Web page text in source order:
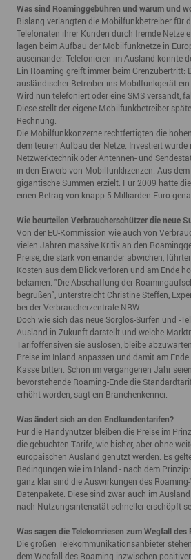
Was sind Roaminggebühren und warum und
Bislang verlangten die Mobilfunkbetreiber für
Telefonaten ihrer Kunden durch fremde Netze
lagen beim Aufbau der Mobilfunknetze in
auseinander. Telefonieren im Ausland konnte
Ein Roaming greift immer beim Grenzübertritt:
ausländischer Betreiber ins Mobilfunkgerät ein
Wird nun telefoniert oder eine SMS versandt,
Diese stellt der eigene Mobilfunkbetreiber
Rechnung.
Die Mobilfunkkonzerne rechtfertigten die
dem teuren Aufbau der Netze. Investiert wurde
Netzwerktechnik oder Antennen- und
in den Erwerb von Mobilfunklizenzen. Aus
gigantische Summen erzielt. Für 2009 hatte
einen Betrag von knapp 5 Milliarden Euro
Wie beurteilen Verbraucherschützer die neue
Von der EU-Kommission wie auch von
vielen Jahren massive Kritik an den
Preise, die stark von einander abwichen,
Kosten aus dem Blick verloren und am Ende
bekamen. "Die Abschaffung der
begrüßen", unterstreicht Christine Steffen,
bei der Verbraucherzentrale NRW.
Doch wie sich das neue Sorglos-Surfen und -
Ausland in Zukunft darstellt und welche
Tarifoffensiven sie auslösen, bleibe
Preise im Inland anpassen und damit am
Kasse bitten. Schon im vergangenen Jahr
bevorstehende Roaming-Ende die
erhöht worden, sagt ein Branchenkenner.
Was ändert sich an den Endkundentarifen?
Für die Handynutzer bleiben die Preise im
die gebuchten Tarife, wie bisher, aber ohne
europäischen Ausland genutzt werden. Es
Bedingungen wie im Inland - nach dem
ganz klar sind die Auswirkungen des
Datenpakete. Diese sind zwar auch im
nach Nutzungsintensität schneller erschöpft
Was sagen die Telekomriesen zum Wegfall des
Die großen Telekommunikationsanbieter
dem Wegfall des Roaming inzwischen